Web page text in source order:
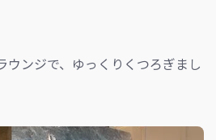
ウンジで、ゆっくりくつろぎまし